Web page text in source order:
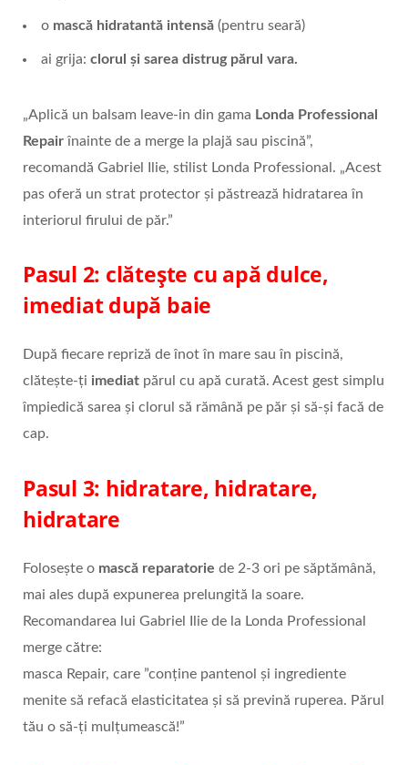
o mască hidratantă intensă (pentru seară)
ai grija: clorul și sarea distrug părul vara.
„Aplică un balsam leave-in din gama Londa Professional
Repair înainte de a merge la plajă sau piscină”,
recomandă Gabriel Ilie, stilist Londa Professional. „Acest
pas oferă un strat protector și păstrează hidratarea în
interiorul firului de păr.”
Pasul 2: clătește cu apă dulce,
imediat după baie
După fiecare repriză de înot în mare sau în piscină,
clătește-ți imediat părul cu apă curată. Acest gest simplu
împiedică sarea și clorul să rămână pe păr și să-și facă de
cap.
Pasul 3: hidratare, hidratare,
hidratare
Folosește o mască reparatorie de 2-3 ori pe săptămână,
mai ales după expunerea prelungită la soare.
Recomandarea lui Gabriel Ilie de la Londa Professional
merge către:
masca Repair, care ”conține pantenol și ingrediente
menite să refacă elasticitatea și să prevină ruperea. Părul
tău o să-ți mulțumească!”